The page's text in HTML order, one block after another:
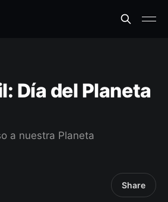
Día del Planeta
a nuestra Planeta
Share